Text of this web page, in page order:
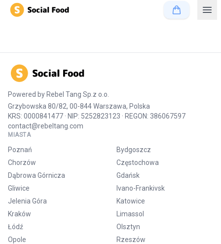
Powered by Rebel Tang Sp.z o.o.
Grzybowska 80/82, 00-844 Warszawa, Polska
KRS: 0000841477 · NIP: 5252823123 · REGON: 386067597
contact@rebeltang.com
MIASTA
Poznań
Bydgoszcz
Chorzów
Częstochowa
Dąbrowa Górnicza
Gdańsk
Gliwice
Ivano-Frankivsk
Jelenia Góra
Katowice
Kraków
Limassol
Łódź
Olsztyn
Opole
Rzeszów